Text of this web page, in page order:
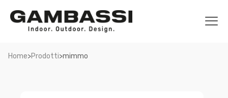
Home>Prodotti>mimmo